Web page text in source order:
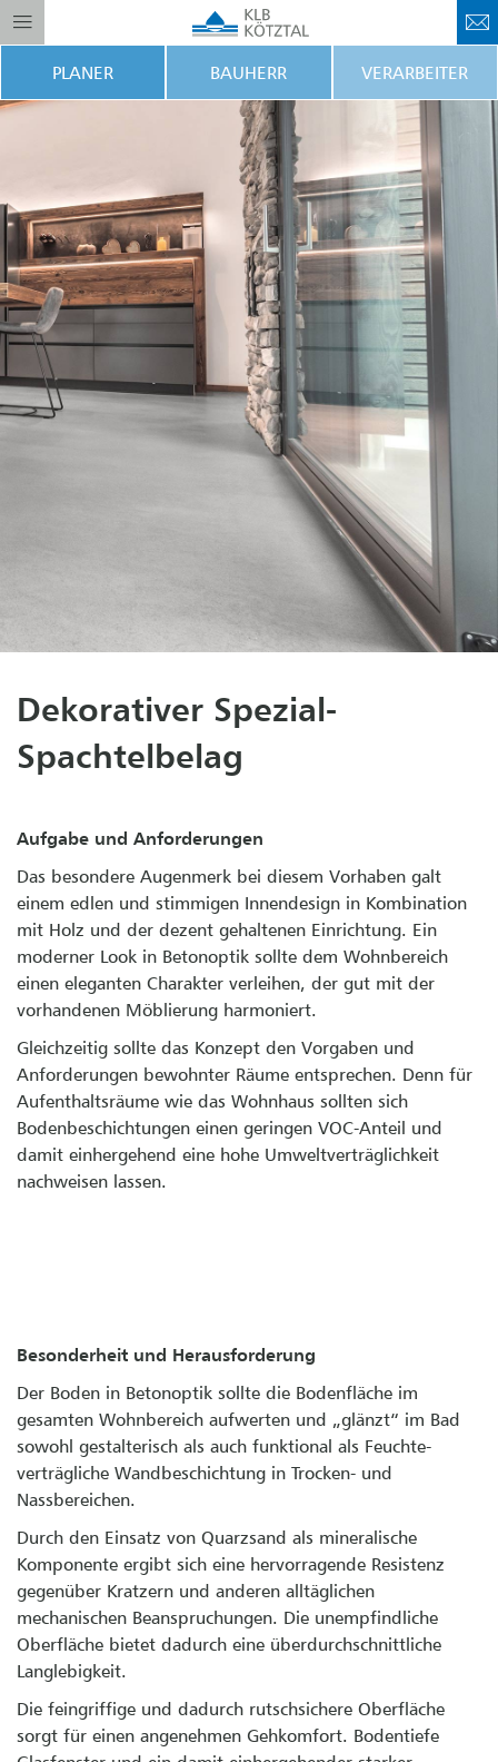
PLANER BAUHERR VERARBEITER
Dekorativer Spezial-
Spachtelbelag
Aufgabe und Anforderungen
Das besondere Augenmerk bei diesem Vorhaben galt
einem edlen und stimmigen Innendesign in Kombination
mit Holz und der dezent gehaltenen Einrichtung. Ein
moderner Look in Betonoptik sollte dem Wohnbereich
einen eleganten Charakter verleihen, der gut mit der
vorhandenen Möblierung harmoniert.
Gleichzeitig sollte das Konzept den Vorgaben und
Anforderungen bewohnter Räume entsprechen. Denn für
Aufenthaltsräume wie das Wohnhaus sollten sich
Bodenbeschichtungen einen geringen VOC-Anteil und
damit einhergehend eine hohe Umweltverträglichkeit
nachweisen lassen.
Besonderheit und Herausforderung
Der Boden in Betonoptik sollte die Bodenfläche im
gesamten Wohnbereich aufwerten und „glänzt“ im Bad
sowohl gestalterisch als auch funktional als Feuchte-
verträgliche Wandbeschichtung in Trocken- und
Nassbereichen.
Durch den Einsatz von Quarzsand als mineralische
Komponente ergibt sich eine hervorragende Resistenz
gegenüber Kratzern und anderen alltäglichen
mechanischen Beanspruchungen. Die unempfindliche
Oberfläche bietet dadurch eine überdurchschnittliche
Langlebigkeit.
Die feingriffige und dadurch rutschsichere Oberfläche
sorgt für einen angenehmen Gehkomfort. Bodentiefe